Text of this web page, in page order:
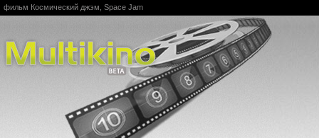
Multikino
фильм Космический джэм, Space Jam